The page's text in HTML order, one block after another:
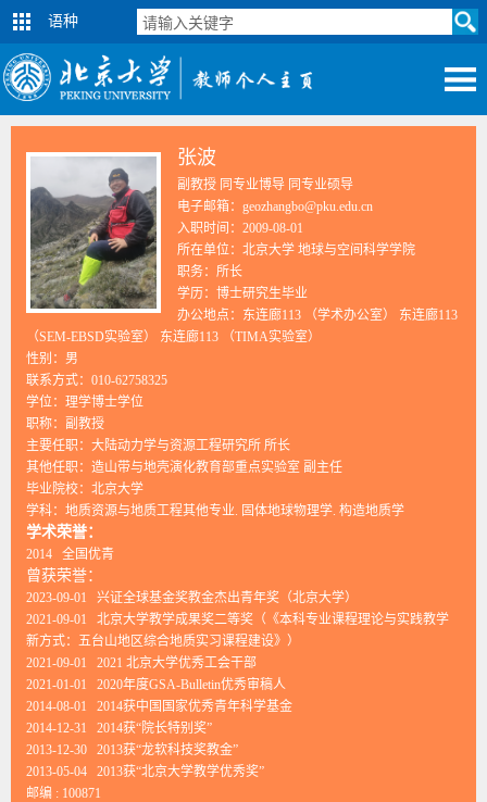
语种
张波
副教授 同专业博导 同专业硕导
电子邮箱： geozhangbo@pku.edu.cn
入职时间：2009-08-01
所在单位：北京大学 地球与空间科学学院
职务：所长
学历：博士研究生毕业
办公地点：东连廊113 （学术办公室） 东连廊113
（SEM-EBSD实验室） 东连廊113 （TIMA实验室）
性别：男
联系方式：010-62758325
学位：理学博士学位
职称：副教授
主要任职：大陆动力学与资源工程研究所 所长
其他任职：造山带与地壳演化教育部重点实验室 副主任
毕业院校：北京大学
学科：地质资源与地质工程其他专业. 固体地球物理学. 构造地质学
学术荣誉：
2014 全国优青
曾获荣誉：
2023-09-01 兴证全球基金奖教金杰出青年奖（北京大学）
2021-09-01 北京大学教学成果奖二等奖（《本科专业课程理论与实践教学
新方式：五台山地区综合地质实习课程建设》）
2021-09-01 2021 北京大学优秀工会干部
2021-01-01 2020年度GSA-Bulletin优秀审稿人
2014-08-01 2014获中国国家优秀青年科学基金
2014-12-31 2014获“院长特别奖”
2013-12-30 2013获“龙软科技奖教金”
2013-05-04 2013获“北京大学教学优秀奖”
邮编 : 100871